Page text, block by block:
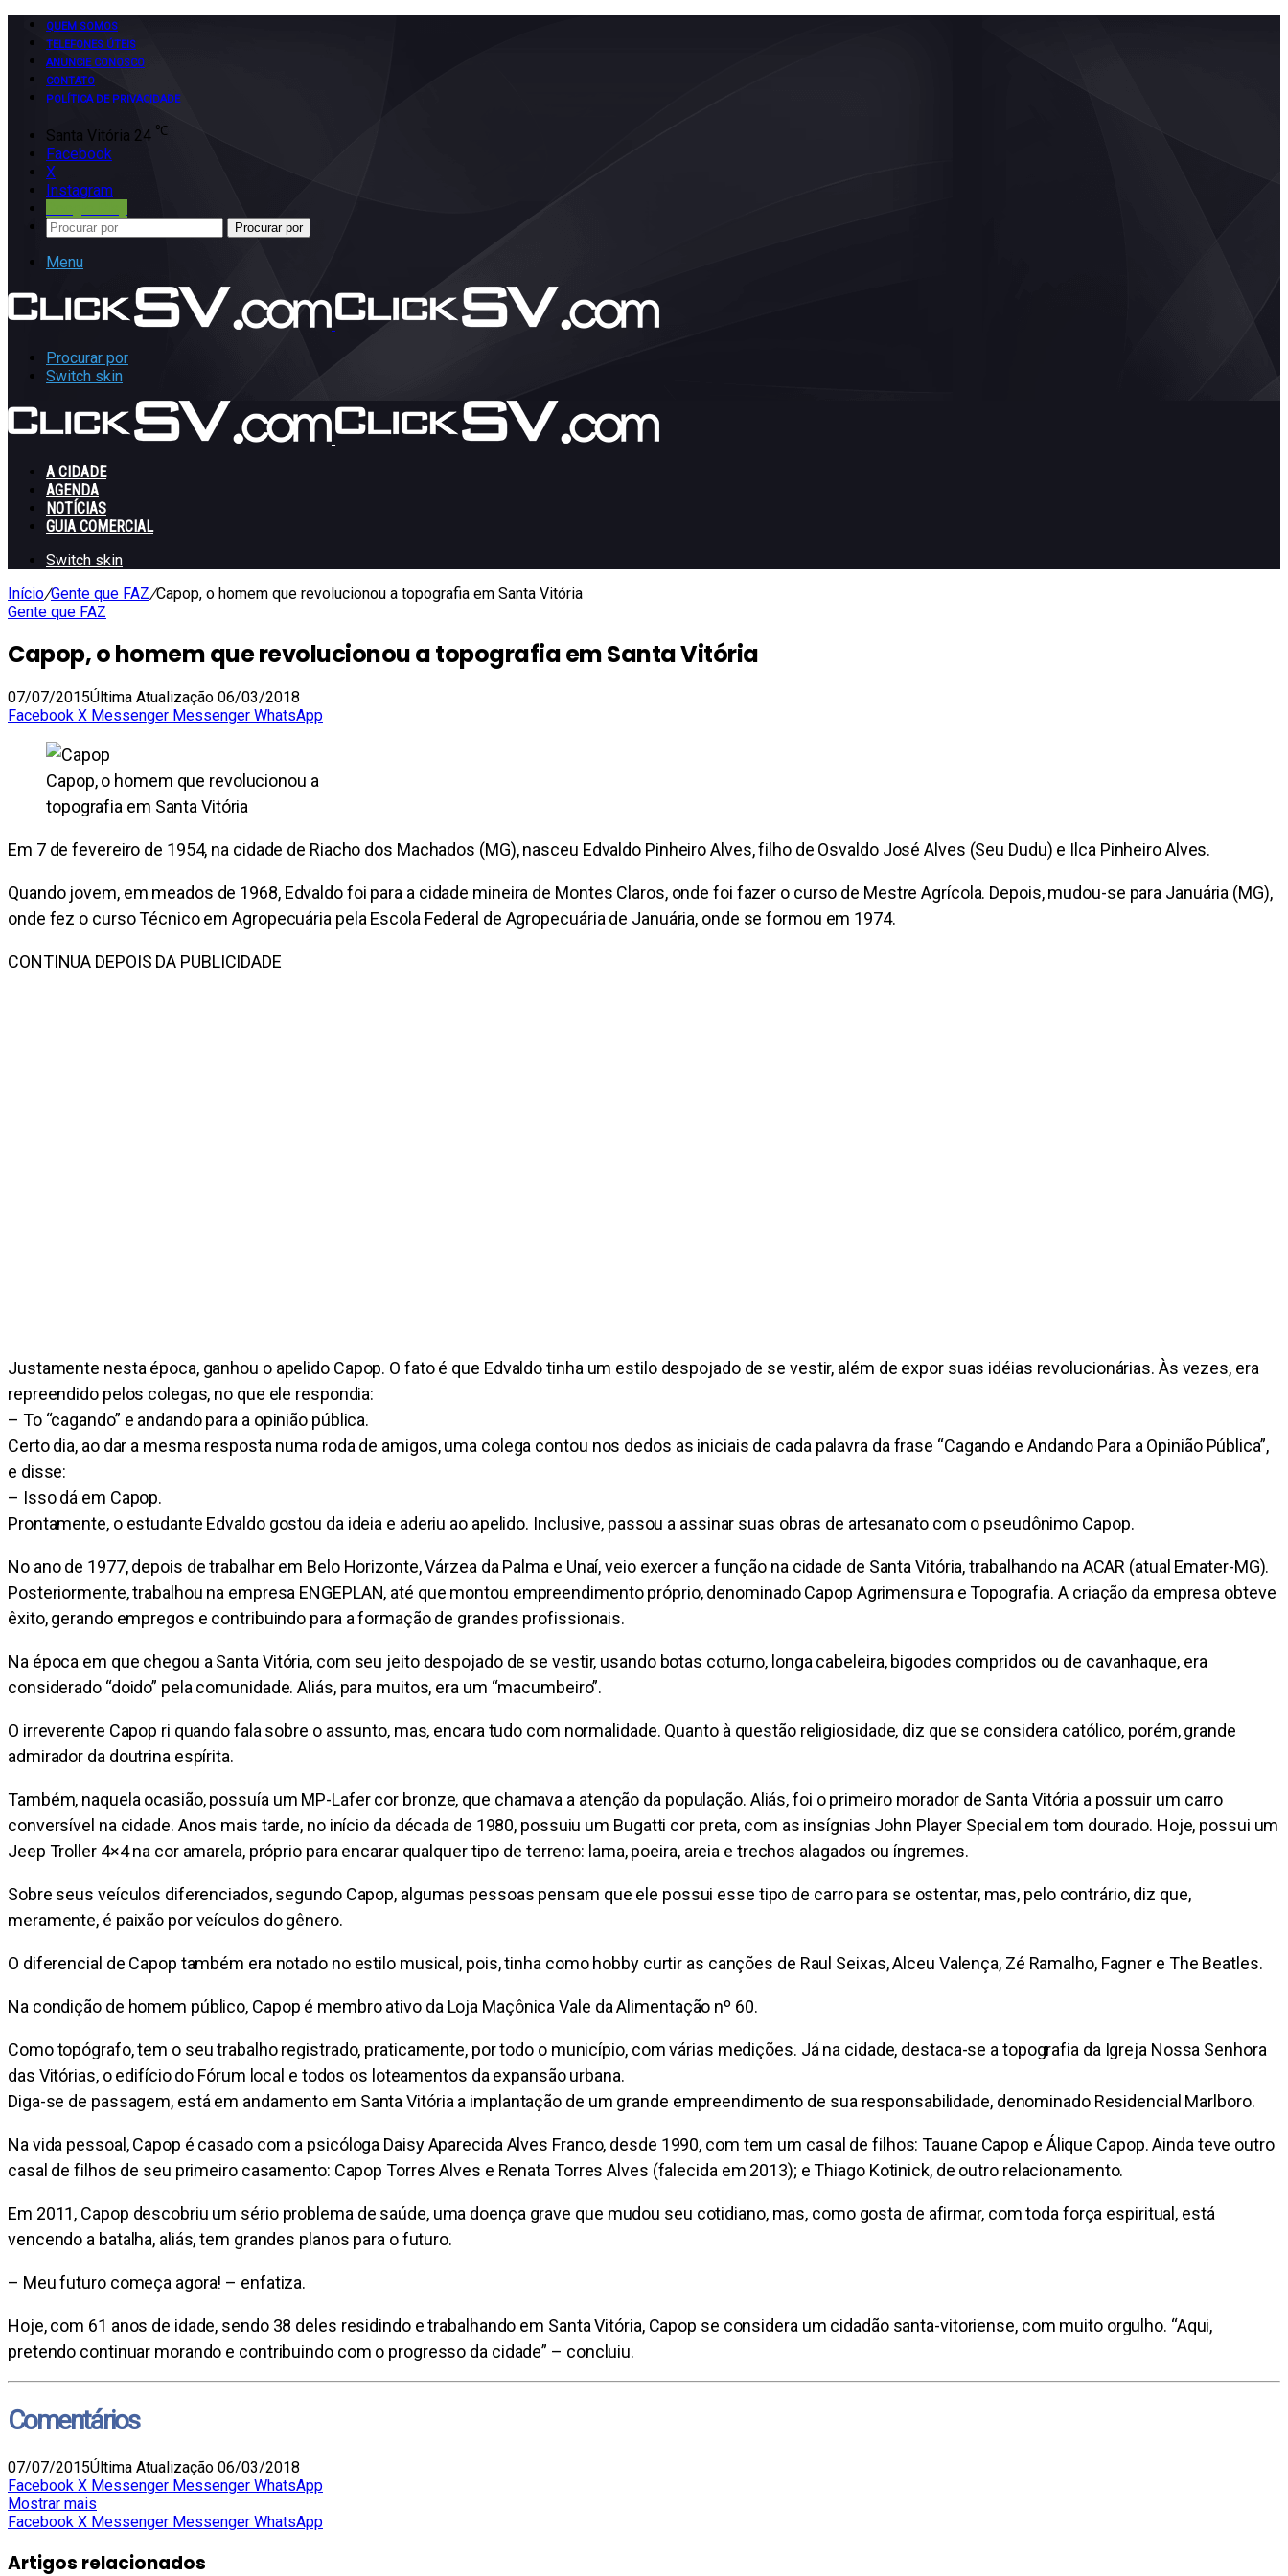
QUEM SOMOS
TELEFONES ÚTEIS
ANUNCIE CONOSCO
CONTATO
POLÍTICA DE PRIVACIDADE
Santa Vitória 24 ℃
Facebook
X
Instagram
Procurar por
Menu
Procurar por
Switch skin
A CIDADE
AGENDA
NOTÍCIAS
GUIA COMERCIAL
Switch skin
Início/Gente que FAZ/Capop, o homem que revolucionou a topografia em Santa Vitória
Gente que FAZ
Capop, o homem que revolucionou a topografia em Santa Vitória
07/07/2015Última Atualização 06/03/2018
Facebook X Messenger Messenger WhatsApp
Capop, o homem que revolucionou a
topografia em Santa Vitória
Em 7 de fevereiro de 1954, na cidade de Riacho dos Machados (MG), nasceu Edvaldo Pinheiro Alves, filho de Osvaldo José Alves (Seu Dudu) e Ilca Pinheiro Alves.
Quando jovem, em meados de 1968, Edvaldo foi para a cidade mineira de Montes Claros, onde foi fazer o curso de Mestre Agrícola. Depois, mudou-se para Januária (MG),
onde fez o curso Técnico em Agropecuária pela Escola Federal de Agropecuária de Januária, onde se formou em 1974.
CONTINUA DEPOIS DA PUBLICIDADE
Justamente nesta época, ganhou o apelido Capop. O fato é que Edvaldo tinha um estilo despojado de se vestir, além de expor suas idéias revolucionárias. Às vezes, era
repreendido pelos colegas, no que ele respondia:
– To “cagando” e andando para a opinião pública.
Certo dia, ao dar a mesma resposta numa roda de amigos, uma colega contou nos dedos as iniciais de cada palavra da frase “Cagando e Andando Para a Opinião Pública”,
e disse:
– Isso dá em Capop.
Prontamente, o estudante Edvaldo gostou da ideia e aderiu ao apelido. Inclusive, passou a assinar suas obras de artesanato com o pseudônimo Capop.
No ano de 1977, depois de trabalhar em Belo Horizonte, Várzea da Palma e Unaí, veio exercer a função na cidade de Santa Vitória, trabalhando na ACAR (atual Emater-MG).
Posteriormente, trabalhou na empresa ENGEPLAN, até que montou empreendimento próprio, denominado Capop Agrimensura e Topografia. A criação da empresa obteve
êxito, gerando empregos e contribuindo para a formação de grandes profissionais.
Na época em que chegou a Santa Vitória, com seu jeito despojado de se vestir, usando botas coturno, longa cabeleira, bigodes compridos ou de cavanhaque, era
considerado “doido” pela comunidade. Aliás, para muitos, era um “macumbeiro”.
O irreverente Capop ri quando fala sobre o assunto, mas, encara tudo com normalidade. Quanto à questão religiosidade, diz que se considera católico, porém, grande
admirador da doutrina espírita.
Também, naquela ocasião, possuía um MP-Lafer cor bronze, que chamava a atenção da população. Aliás, foi o primeiro morador de Santa Vitória a possuir um carro
conversível na cidade. Anos mais tarde, no início da década de 1980, possuiu um Bugatti cor preta, com as insígnias John Player Special em tom dourado. Hoje, possui um
Jeep Troller 4×4 na cor amarela, próprio para encarar qualquer tipo de terreno: lama, poeira, areia e trechos alagados ou íngremes.
Sobre seus veículos diferenciados, segundo Capop, algumas pessoas pensam que ele possui esse tipo de carro para se ostentar, mas, pelo contrário, diz que,
meramente, é paixão por veículos do gênero.
O diferencial de Capop também era notado no estilo musical, pois, tinha como hobby curtir as canções de Raul Seixas, Alceu Valença, Zé Ramalho, Fagner e The Beatles.
Na condição de homem público, Capop é membro ativo da Loja Maçônica Vale da Alimentação nº 60.
Como topógrafo, tem o seu trabalho registrado, praticamente, por todo o município, com várias medições. Já na cidade, destaca-se a topografia da Igreja Nossa Senhora
das Vitórias, o edifício do Fórum local e todos os loteamentos da expansão urbana.
Diga-se de passagem, está em andamento em Santa Vitória a implantação de um grande empreendimento de sua responsabilidade, denominado Residencial Marlboro.
Na vida pessoal, Capop é casado com a psicóloga Daisy Aparecida Alves Franco, desde 1990, com tem um casal de filhos: Tauane Capop e Álique Capop. Ainda teve outro
casal de filhos de seu primeiro casamento: Capop Torres Alves e Renata Torres Alves (falecida em 2013); e Thiago Kotinick, de outro relacionamento.
Em 2011, Capop descobriu um sério problema de saúde, uma doença grave que mudou seu cotidiano, mas, como gosta de afirmar, com toda força espiritual, está
vencendo a batalha, aliás, tem grandes planos para o futuro.
– Meu futuro começa agora! – enfatiza.
Hoje, com 61 anos de idade, sendo 38 deles residindo e trabalhando em Santa Vitória, Capop se considera um cidadão santa-vitoriense, com muito orgulho. “Aqui,
pretendo continuar morando e contribuindo com o progresso da cidade” – concluiu.
Comentários
07/07/2015Última Atualização 06/03/2018
Facebook X Messenger Messenger WhatsApp
Mostrar mais
Facebook X Messenger Messenger WhatsApp
Artigos relacionados